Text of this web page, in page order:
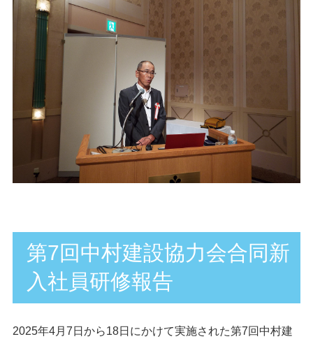
第7回中村建設協力会合同新
入社員研修報告
2025年4月7日から18日にかけて実施された第7回中村建